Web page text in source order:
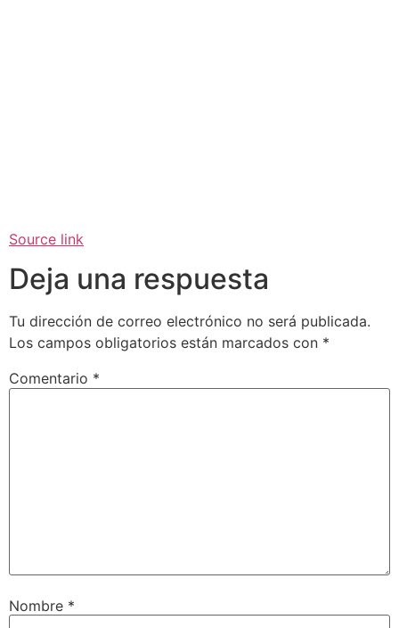
Source link
Deja una respuesta
Tu dirección de correo electrónico no será publicada.
Los campos obligatorios están marcados con *
Comentario *
Nombre *